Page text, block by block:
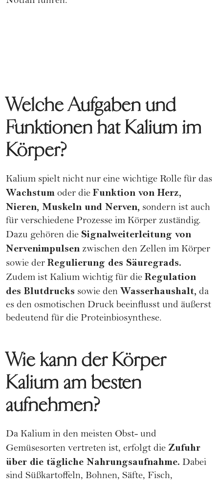
Welche Aufgaben und
Funktionen hat Kalium im
Körper?
Kalium spielt nicht nur eine wichtige Rolle für das
Wachstum oder die Funktion von Herz,
Nieren, Muskeln und Nerven, sondern ist auch
für verschiedene Prozesse im Körper zuständig.
Dazu gehören die Signalweiterleitung von
Nervenimpulsen zwischen den Zellen im Körper
sowie der Regulierung des Säuregrads.
Zudem ist Kalium wichtig für die Regulation
des Blutdrucks sowie den Wasserhaushalt, da
es den osmotischen Druck beeinflusst und äußerst
bedeutend für die Proteinbiosynthese.
Wie kann der Körper
Kalium am besten
aufnehmen?
Da Kalium in den meisten Obst- und
Gemüsesorten vertreten ist, erfolgt die Zufuhr
über die tägliche Nahrungsaufnahme. Dabei
sind Süßkartoffeln, Bohnen, Säfte, Fisch,